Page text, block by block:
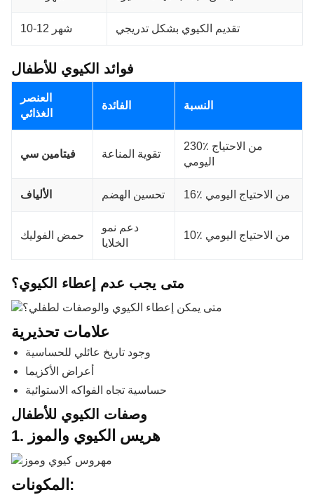
10-12 شهر تقديم الكيوي بشكل تدريجي
فوائد الكيوي للأطفال
العنصر
الغذائي
الفائدة النسبة
فيتامين سي تقوية المناعة
230٪ من الاحتياج
اليومي
الألياف تحسين الهضم 16٪ من الاحتياج اليومي
حمض الفوليك
دعم نمو
الخلايا
10٪ من الاحتياج اليومي
متى يجب عدم إعطاء الكيوي؟
علامات تحذيرية
وجود تاريخ عائلي للحساسية
أعراض الأكزيما
حساسية تجاه الفواكه الاستوائية
وصفات الكيوي للأطفال
1. هريس الكيوي والموز
المكونات: